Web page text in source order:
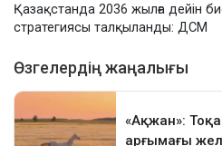
Қазақстанда 2036 жылға дейін
стратегиясы талқыланды: ДСМ